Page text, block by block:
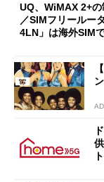
UQ、WiMAX 2+
／SIMフリールー
4LN」は海外SIM